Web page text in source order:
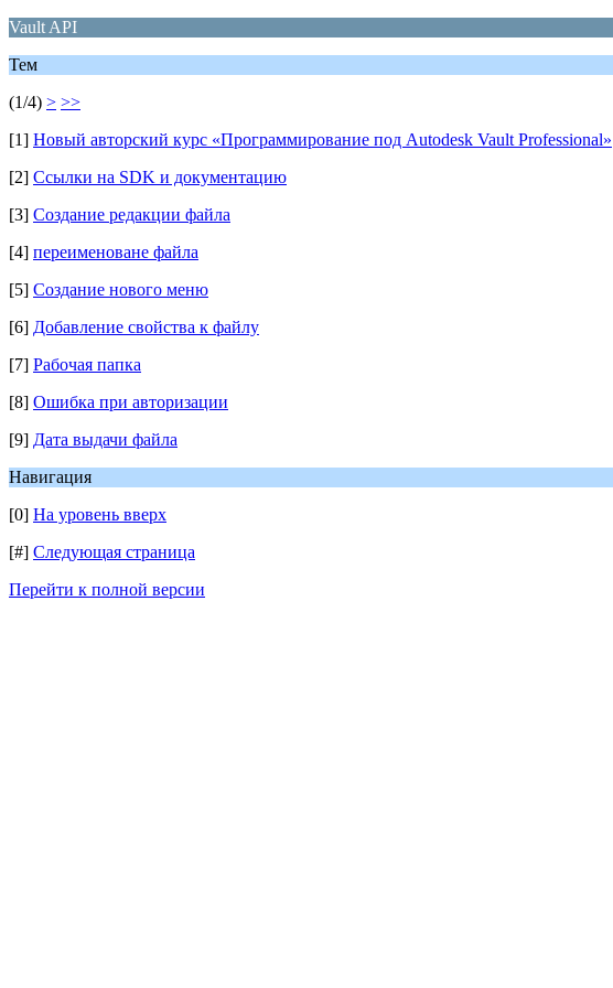
Vault API
Тем
(1/4) > >>
[1] Новый авторский курс «Программирование под Autodesk Vault Professional»
[2] Ссылки на SDK и документацию
[3] Создание редакции файла
[4] переименоване файла
[5] Создание нового меню
[6] Добавление свойства к файлу
[7] Рабочая папка
[8] Ошибка при авторизации
[9] Дата выдачи файла
Навигация
[0] На уровень вверх
[#] Следующая страница
Перейти к полной версии